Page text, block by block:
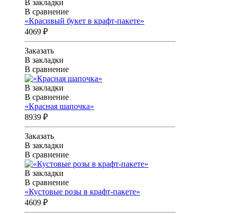
В закладки
В сравнение
«Красивый букет в крафт-пакете»
4069 ₽
Заказать
В закладки
В сравнение
В закладки
В сравнение
«Красная шапочка»
8939 ₽
Заказать
В закладки
В сравнение
В закладки
В сравнение
«Кустовые розы в крафт-пакете»
4609 ₽